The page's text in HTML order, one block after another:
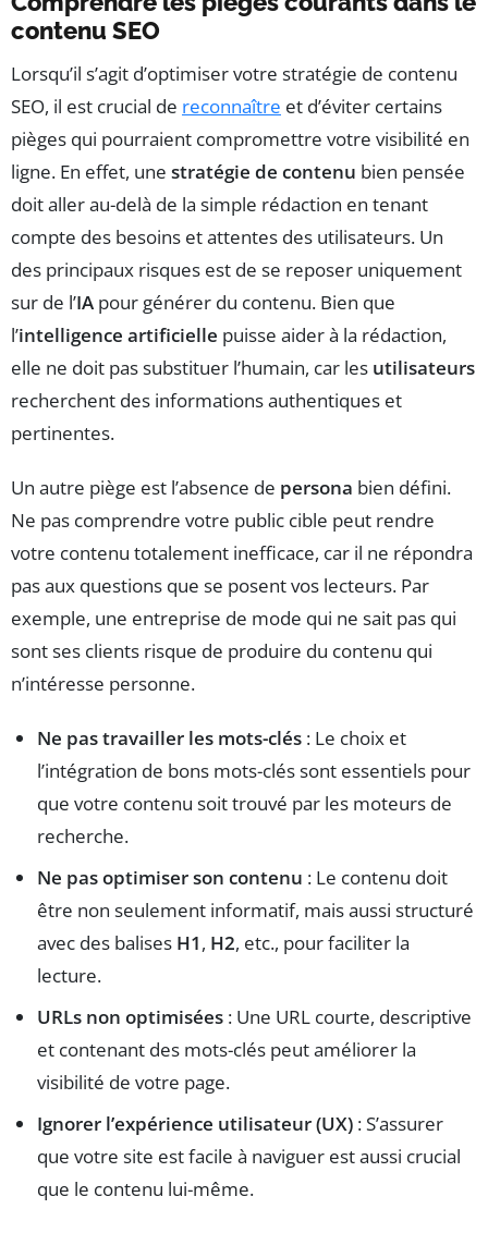
contenu SEO
Lorsqu’il s’agit d’optimiser votre stratégie de contenu
SEO, il est crucial de reconnaître et d’éviter certains
pièges qui pourraient compromettre votre visibilité en
ligne. En effet, une stratégie de contenu bien pensée
doit aller au-delà de la simple rédaction en tenant
compte des besoins et attentes des utilisateurs. Un
des principaux risques est de se reposer uniquement
sur de l’IA pour générer du contenu. Bien que
l’intelligence artificielle puisse aider à la rédaction,
elle ne doit pas substituer l’humain, car les utilisateurs
recherchent des informations authentiques et
pertinentes.
Un autre piège est l’absence de persona bien défini.
Ne pas comprendre votre public cible peut rendre
votre contenu totalement inefficace, car il ne répondra
pas aux questions que se posent vos lecteurs. Par
exemple, une entreprise de mode qui ne sait pas qui
sont ses clients risque de produire du contenu qui
n’intéresse personne.
Ne pas travailler les mots-clés : Le choix et
l’intégration de bons mots-clés sont essentiels pour
que votre contenu soit trouvé par les moteurs de
recherche.
Ne pas optimiser son contenu : Le contenu doit
être non seulement informatif, mais aussi structuré
avec des balises H1, H2, etc., pour faciliter la
lecture.
URLs non optimisées : Une URL courte, descriptive
et contenant des mots-clés peut améliorer la
visibilité de votre page.
Ignorer l’expérience utilisateur (UX) : S’assurer
que votre site est facile à naviguer est aussi crucial
que le contenu lui-même.